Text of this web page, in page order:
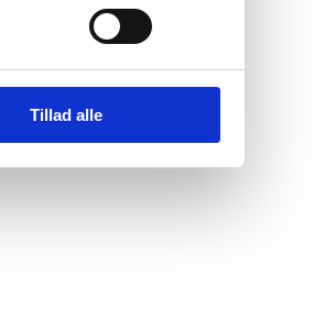
Tillad alle